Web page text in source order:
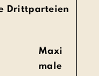
Drittparteien
Maxi
male